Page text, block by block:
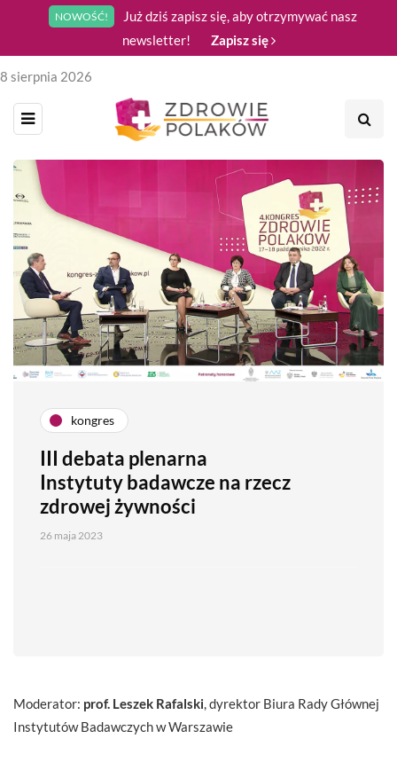
NOWOŚĆ!
Już dziś zapisz się, aby otrzymywać nasz
newsletter!
Zapisz się
8 sierpnia 2026
kongres
III debata plenarna
Instytuty badawcze na rzecz
zdrowej żywności
26 maja 2023
Moderator: prof. Leszek Rafalski , dyrektor Biura Rady Głównej
Instytutów Badawczych w Warszawie